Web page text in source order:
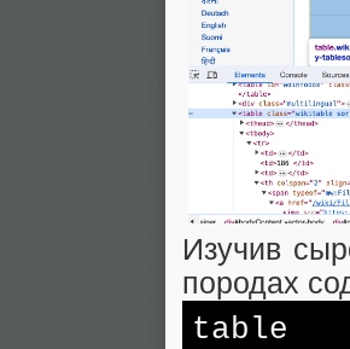
Изучив
породах
table